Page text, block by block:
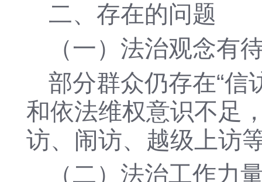
二、存在的问题
（一）法治观念有
部分群众仍存在“信
和依法维权意识不足
访、闹访、越级上访
（二）法治工作力